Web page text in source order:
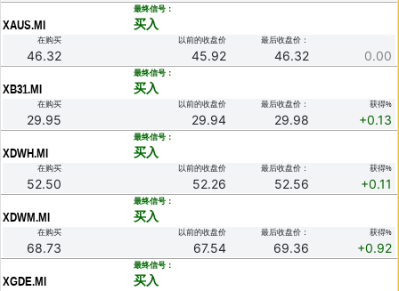
XAUS.MI
最终信号：
买入
在购买
46.32
以前的收盘价
45.92
最后收盘价：
46.32 0.00
XB31.MI
最终信号：
买入
在购买
29.95
以前的收盘价
29.94
最后收盘价：
29.98
获得%
+0.13
XDWH.MI
最终信号：
买入
在购买
52.50
以前的收盘价
52.26
最后收盘价：
52.56
获得%
+0.11
XDWM.MI
最终信号：
买入
在购买
68.73
以前的收盘价
67.54
最后收盘价：
69.36
获得%
+0.92
XGDE.MI
最终信号：
买入